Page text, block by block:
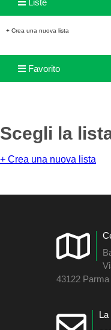
Liste
+ Crea una nuova lista
Favorito
Scegli la
+ Crea una nuova lista
43122 Parma